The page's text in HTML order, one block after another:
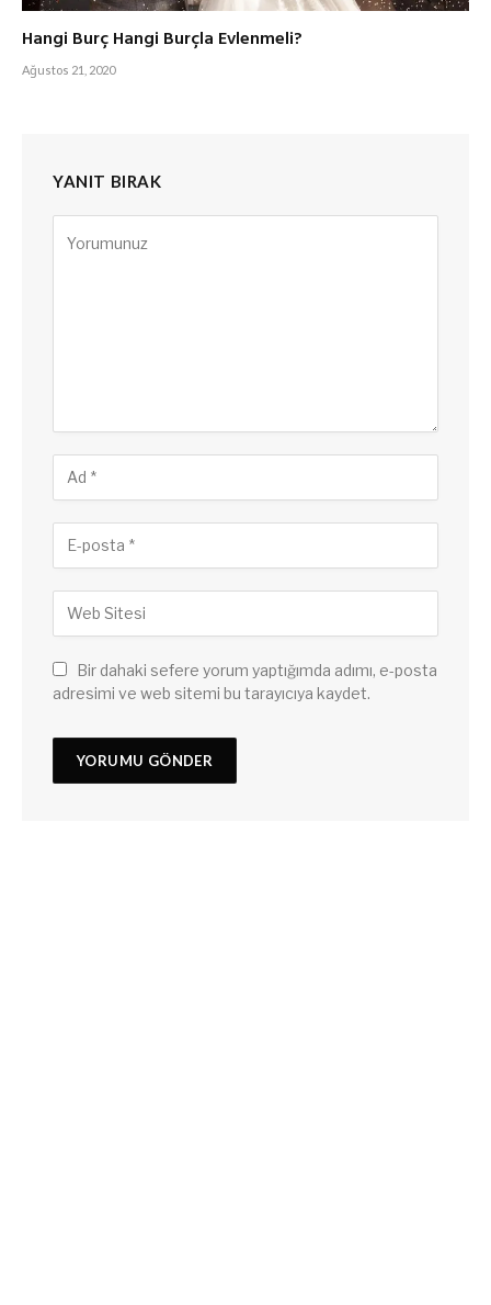
Hangi Burç Hangi Burçla Evlenmeli?
Ağustos 21, 2020
YANIT BIRAK
Bir dahaki sefere yorum yaptığımda adımı, e-posta
adresimi ve web sitemi bu tarayıcıya kaydet.